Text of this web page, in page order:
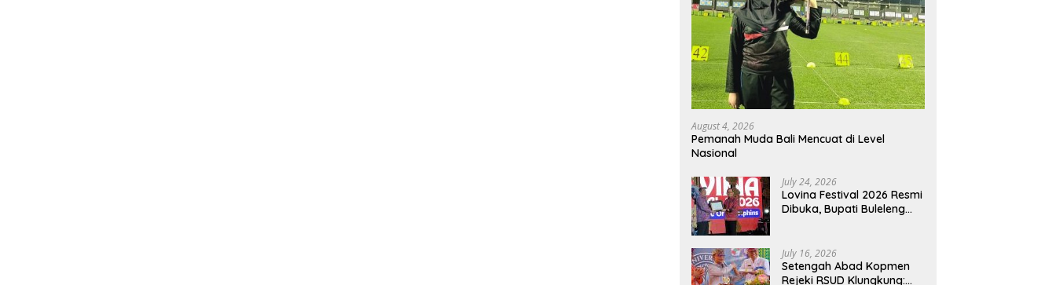
August 4, 2026
Pemanah Muda Bali Mencuat di Level
Nasional
July 24, 2026
Lovina Festival 2026 Resmi
Dibuka, Bupati Buleleng
July 16, 2026
Setengah Abad Kopmen
Rejeki RSUD Klungkung: